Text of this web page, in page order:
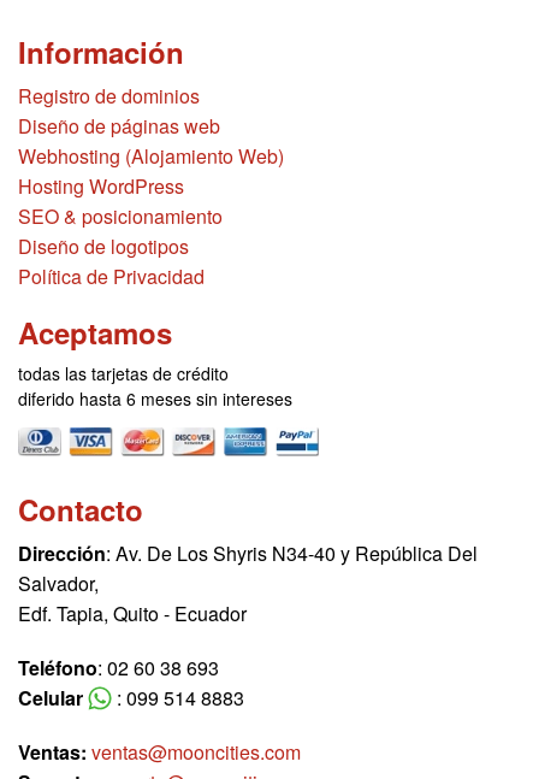
Información
Registro de dominios
Diseño de páginas web
Webhosting (Alojamiento Web)
Hosting WordPress
SEO & posicionamiento
Diseño de logotipos
Política de Privacidad
Aceptamos
todas las tarjetas de crédito
diferido hasta 6 meses sin intereses
Contacto
Dirección: Av. De Los Shyris N34-40 y República Del
Salvador,
Edf. Tapia, Quito - Ecuador
Teléfono: 02 60 38 693
Celular
: 099 514 8883
Ventas: ventas@mooncities.com